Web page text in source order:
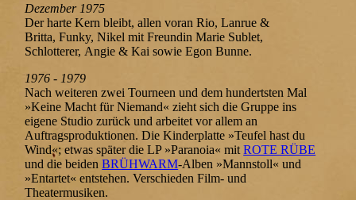
Dezember 1975
Der harte Kern bleibt, allen voran Rio, Lanrue &
Britta, Funky, Nikel mit Freundin Marie Sublet,
Schlotterer, Angie & Kai sowie Egon Bunne.
1976 - 1979
Nach weiteren zwei Tourneen und dem hundertsten Mal
»Keine Macht für Niemand« zieht sich die Gruppe ins
eigene Studio zurück und arbeitet vor allem an
Auftragsproduktionen. Die Kinderplatte »Teufel hast du
Wind«; etwas später die LP »Paranoia« mitROTE RÜBE
und die beidenBRÜHWARM-Alben »Mannstoll« und
»Entartet« entstehen. Verschieden Film- und
Theatermusiken.